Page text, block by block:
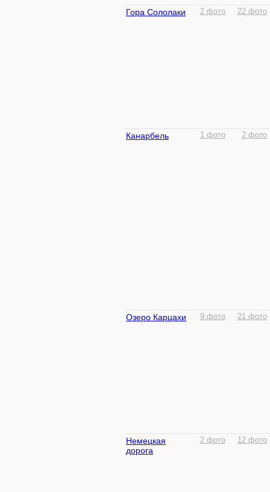
Гора Сололаки 2 фото 22 фото
Канарбель 1 фото 2 фото
Озеро Карцахи 9 фото 21 фото
Немецкая
дорога
2 фото 12 фото